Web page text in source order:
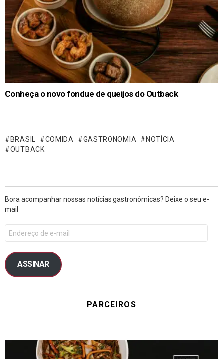
Conheça o novo fondue de queijos do Outback
BRASIL COMIDA GASTRONOMIA
NOTÍCIA
OUTBACK
Bora acompanhar nossas notícias gastronômicas? Deixe o seu e-
mail
ASSINAR
PARCEIROS